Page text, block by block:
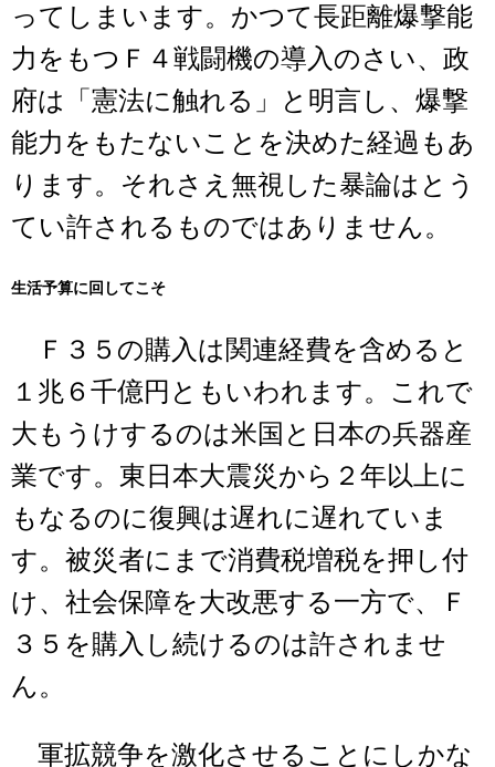
ってしまいます。かつて長距離爆撃能
力をもつＦ４戦闘機の導入のさい、政
府は「憲法に触れる」と明言し、爆撃
能力をもたないことを決めた経過もあ
ります。それさえ無視した暴論はとう
てい許されるものではありません。
生活予算に回してこそ
Ｆ３５の購入は関連経費を含めると
１兆６千億円ともいわれます。これで
大もうけするのは米国と日本の兵器産
業です。東日本大震災から２年以上に
もなるのに復興は遅れに遅れていま
す。被災者にまで消費税増税を押し付
け、社会保障を大改悪する一方で、Ｆ
３５を購入し続けるのは許されませ
ん。
軍拡競争を激化させることにしかな